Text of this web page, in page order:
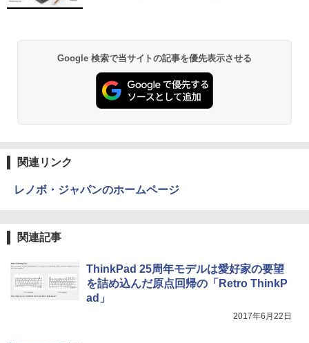
Anker Soundcore P31i ブラック
￥4,990
るーとゅーす コードレス ENCノイズキャン
セリング 自動ペアリング Type-C充電 マイク
付き 防水 タッチ式音量調整 スポーツ/通勤/通
学/WEB会議(ホワイト)
BRUCE WAYNE feat. Flo Milli, ATL Jacob
￥250
by Amazon 天然水 ラベルレス 500ml ×24本
ウォーター ペットボトル 静岡県産 500ミリリ
ットル (Smart Basic)
art Basic)
￥1,625
異世界居酒屋「のぶ」(22) (角川コミックス・
￥832
￥810
ONE PIECE モノクロ版 115 (ジャンプコミッ
Google 検索で当サイトの記事を優先表示させる
関連リンク
レノボ・ジャパンのホームページ
関連記事
ThinkPad 25周年モデルは愛好家の要望
を詰め込んだ原点回帰の「Retro ThinkP
ad」
2017年6月22日